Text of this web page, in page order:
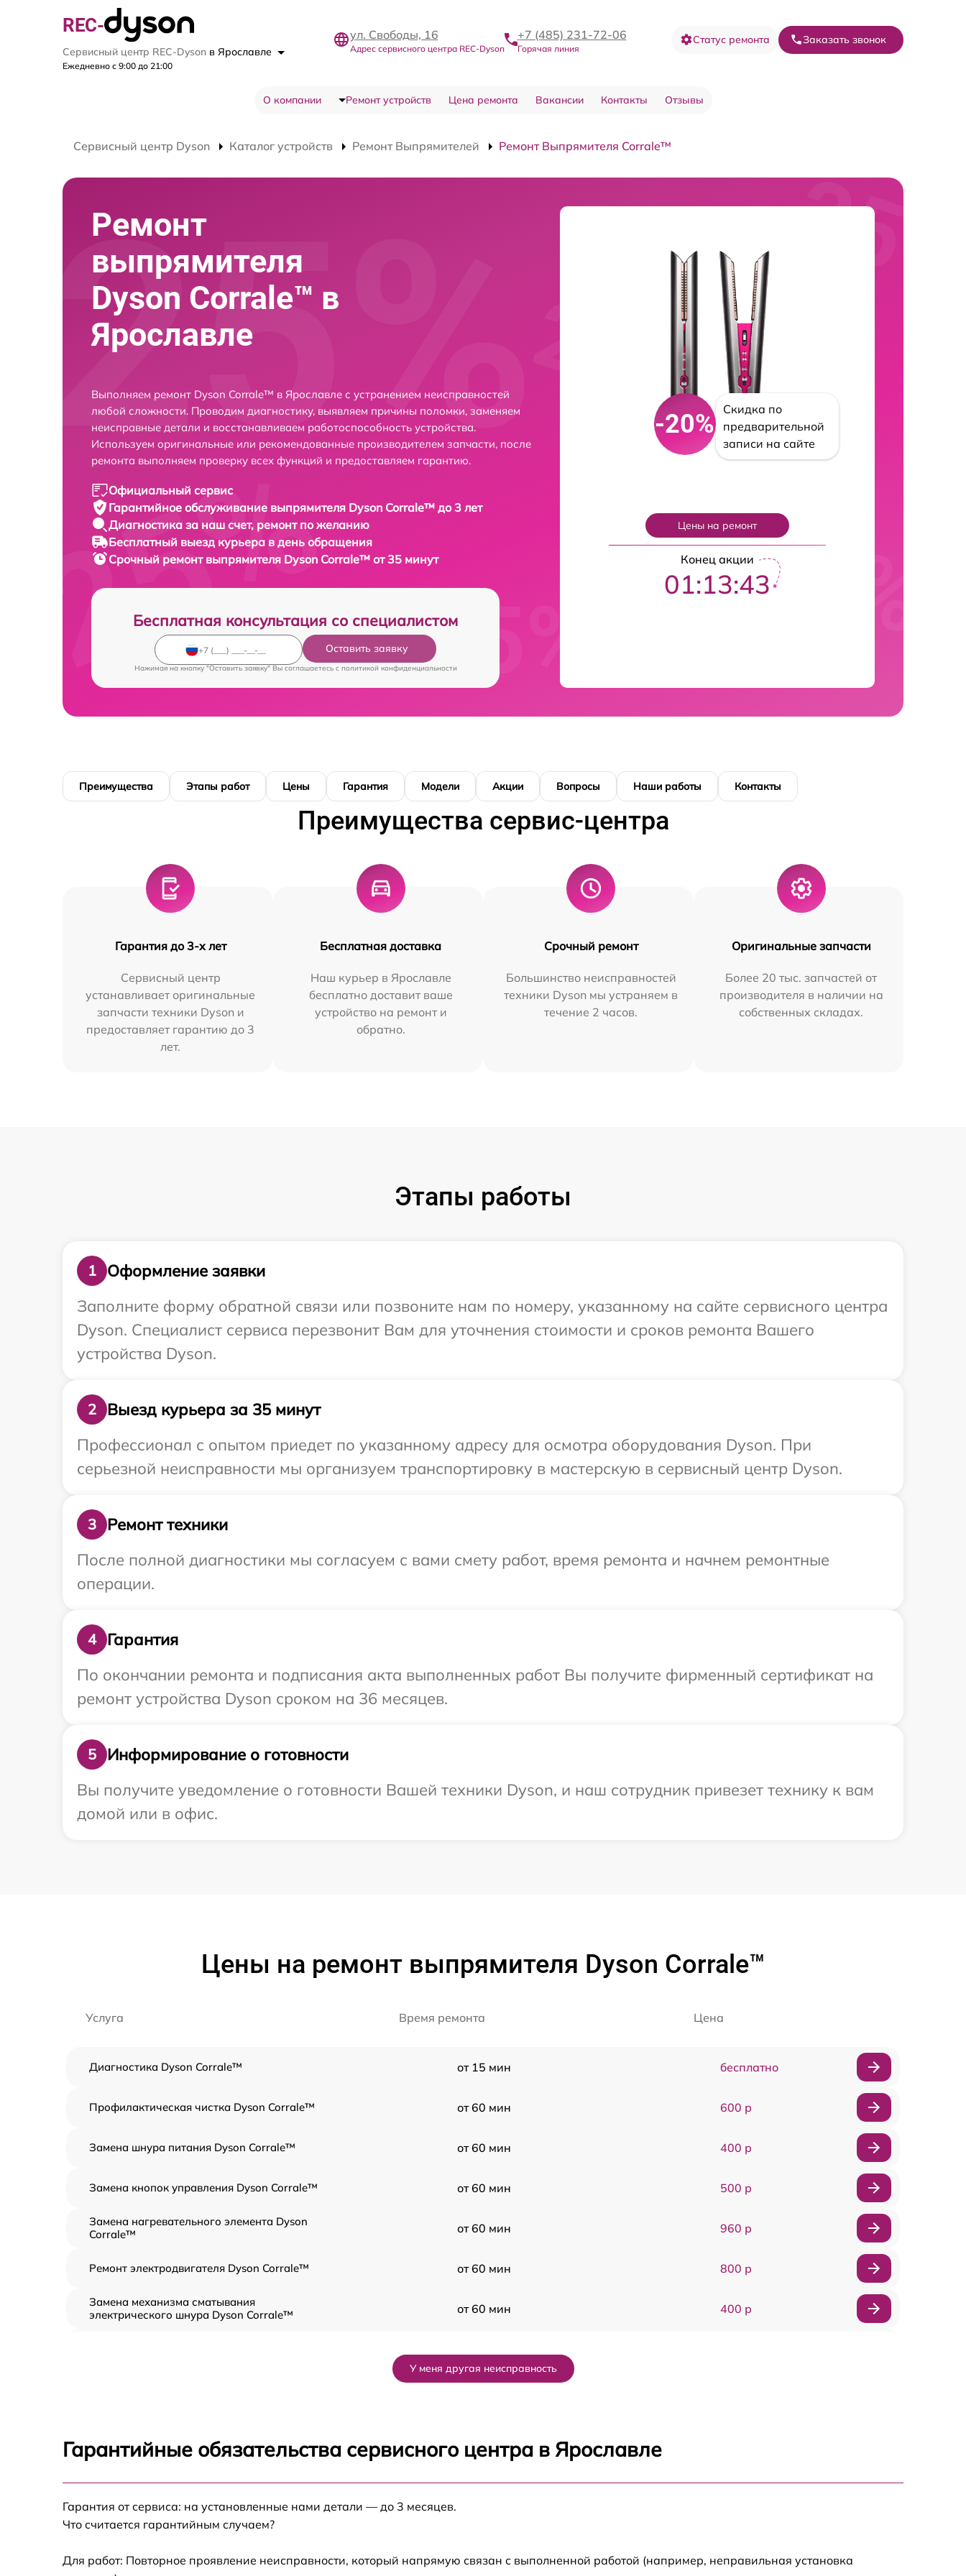
REC-
Сервисный центр REC-Dyson в Ярославле
Ежедневно с 9:00 до 21:00
ул. Свободы, 16
Адрес сервисного центра REC-Dyson
+7 (485) 231-72-06
Горячая линия
Статус ремонта Заказать звонок
О компании Ремонт устройств Цена ремонта Вакансии Контакты Отзывы
Сервисный центр Dyson Каталог устройств Ремонт Выпрямителей Ремонт Выпрямителя Corrale™
Ремонт
выпрямителя
Dyson Corrale™ в
Ярославле
Выполняем ремонт Dyson Corrale™ в Ярославле с устранением неисправностей
любой сложности. Проводим диагностику, выявляем причины поломки, заменяем
неисправные детали и восстанавливаем работоспособность устройства.
Используем оригинальные или рекомендованные производителем запчасти, после
ремонта выполняем проверку всех функций и предоставляем гарантию.
Официальный сервис
Гарантийное обслуживание выпрямителя Dyson Corrale™ до 3 лет
Диагностика за наш счет, ремонт по желанию
Бесплатный выезд курьера в день обращения
Срочный ремонт выпрямителя Dyson Corrale™ от 35 минут
Бесплатная консультация со специалистом
Оставить заявку
Нажимая на кнопку "Оставить заявку" Вы соглашаетесь c политикой конфиденциальности
-20%
Скидка по
предварительной
записи на сайте
Цены на ремонт
Конец акции
01:13:42
Преимущества Этапы работ Цены Гарантия Модели Акции Вопросы Наши работы Контакты
Преимущества сервис-центра
Гарантия до 3-х лет
Сервисный центр
устанавливает оригинальные
запчасти техники Dyson и
предоставляет гарантию до 3
лет.
Бесплатная доставка
Наш курьер в Ярославле
бесплатно доставит ваше
устройство на ремонт и
обратно.
Срочный ремонт
Большинство неисправностей
техники Dyson мы устраняем в
течение 2 часов.
Оригинальные запчасти
Более 20 тыс. запчастей от
производителя в наличии на
собственных складах.
Этапы работы
1
Оформление заявки
Заполните форму обратной связи или позвоните нам по номеру, указанному на сайте сервисного центра
Dyson. Специалист сервиса перезвонит Вам для уточнения стоимости и сроков ремонта Вашего
устройства Dyson.
2
Выезд курьера за 35 минут
Профессионал с опытом приедет по указанному адресу для осмотра оборудования Dyson. При
серьезной неисправности мы организуем транспортировку в мастерскую в сервисный центр Dyson.
3
Ремонт техники
После полной диагностики мы согласуем с вами смету работ, время ремонта и начнем ремонтные
операции.
4
Гарантия
По окончании ремонта и подписания акта выполненных работ Вы получите фирменный сертификат на
ремонт устройства Dyson сроком на 36 месяцев.
5
Информирование о готовности
Вы получите уведомление о готовности Вашей техники Dyson, и наш сотрудник привезет технику к вам
домой или в офис.
Цены на ремонт выпрямителя Dyson Corrale™
Услуга Время ремонта Цена
Диагностика Dyson Corrale™ от 15 мин бесплатно
Профилактическая чистка Dyson Corrale™ от 60 мин 600 р
Замена шнура питания Dyson Corrale™ от 60 мин 400 р
Замена кнопок управления Dyson Corrale™ от 60 мин 500 р
Замена нагревательного элемента Dyson
Corrale™
от 60 мин 960 р
Ремонт электродвигателя Dyson Corrale™ от 60 мин 800 р
Замена механизма сматывания
электрического шнура Dyson Corrale™
от 60 мин 400 р
Ремонт блока управления Dyson Corrale™
У меня другая неисправность
Гарантийные обязательства сервисного центра в Ярославле
Гарантия от сервиса: на установленные нами детали — до 3 месяцев.
Что считается гарантийным случаем?
Для работ: Повторное проявление неисправности, который напрямую связан с выполненной работой (например, неправильная установка